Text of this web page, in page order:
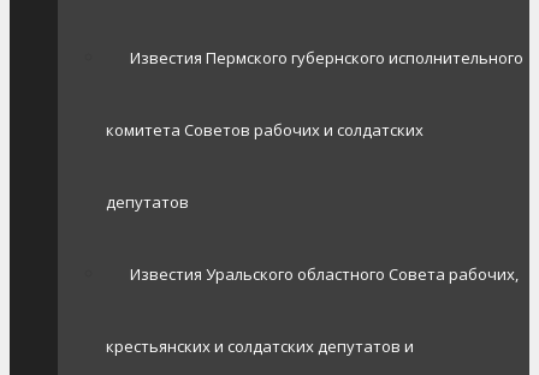
Известия Пермского губернского исполнительного
комитета Советов рабочих и солдатских
депутатов
Известия Уральского областного Совета рабочих,
крестьянских и солдатских депутатов и